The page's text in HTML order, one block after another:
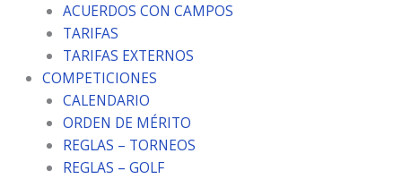
ACUERDOS CON CAMPOS
TARIFAS
TARIFAS EXTERNOS
COMPETICIONES
CALENDARIO
ORDEN DE MÉRITO
REGLAS – TORNEOS
REGLAS – GOLF